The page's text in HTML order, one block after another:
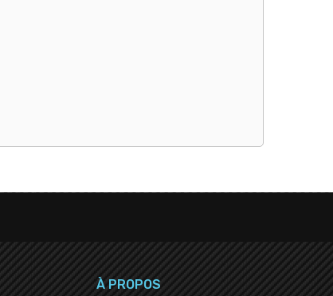
À PROPOS